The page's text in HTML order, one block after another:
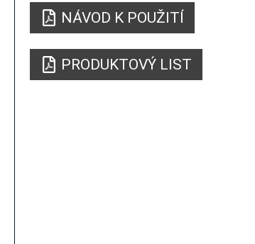
NÁVOD K POUŽITÍ
PRODUKTOVÝ LIST